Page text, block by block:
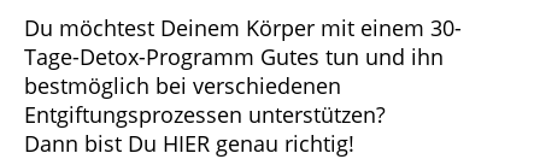
Du möchtest Deinem Körper mit einem 30-
Tage-Detox-Programm Gutes tun und ihn
bestmöglich bei verschiedenen
Entgiftungsprozessen unterstützen?
Dann bist Du HIER genau richtig!